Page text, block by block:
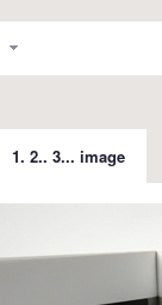
1. 2.. 3... image